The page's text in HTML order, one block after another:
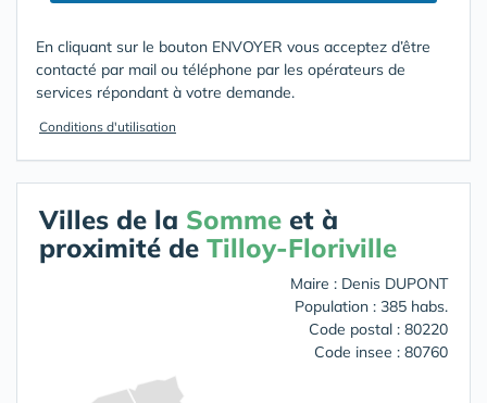
En cliquant sur le bouton ENVOYER vous acceptez d’être
contacté par mail ou téléphone par les opérateurs de
services répondant à votre demande.
Conditions d'utilisation
Villes de la Somme et à
proximité de Tilloy-Floriville
Maire : Denis DUPONT
Population : 385 habs.
Code postal : 80220
Code insee : 80760